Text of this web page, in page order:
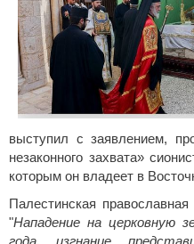
выступил с заявлением,
незаконного захвата»
которым он владеет в
Палестинская
"Нападение на церковную